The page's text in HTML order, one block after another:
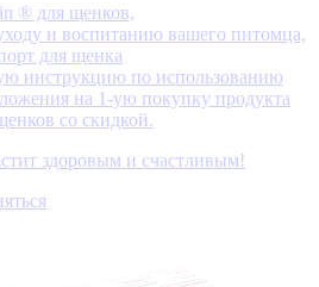
® для щенков,
и воспитанию вашего питомца,
для щенка
инструкцию по использованию
на 1-ую покупку продукта
со скидкой.
здоровым и счастливым!